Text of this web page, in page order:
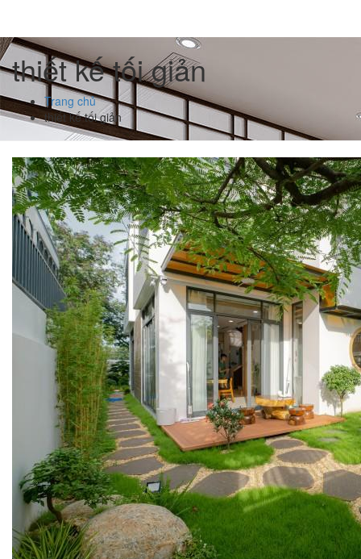
thiết kế tối giản
Trang chủ
thiết kế tối giản